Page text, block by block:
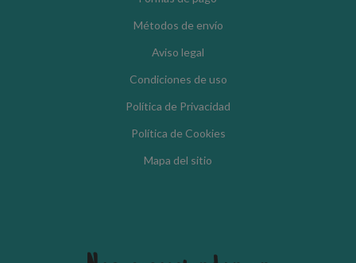
Métodos de envío
Aviso legal
Condiciones de uso
Política de Privacidad
Política de Cookies
Mapa del sitio